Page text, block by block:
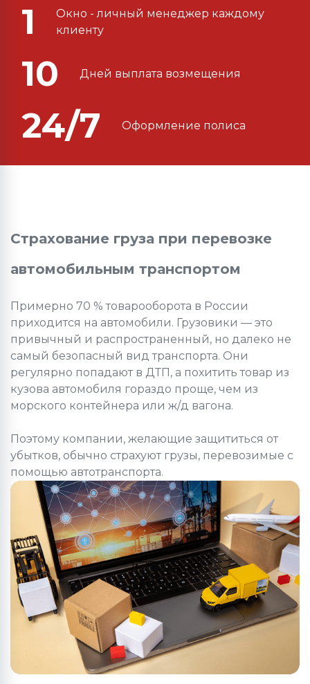
1
Окно - личный менеджер каждому
клиенту
10 Дней выплата возмещения
24/7 Оформление полиса
Страхование груза при перевозке
автомобильным транспортом
Примерно 70 % товарооборота в России
приходится на автомобили. Грузовики — это
привычный и распространенный, но далеко не
самый безопасный вид транспорта. Они
регулярно попадают в ДТП, а похитить товар из
кузова автомобиля гораздо проще, чем из
морского контейнера или ж/д вагона.
Поэтому компании, желающие защититься от
убытков, обычно страхуют грузы, перевозимые с
помощью автотранспорта.